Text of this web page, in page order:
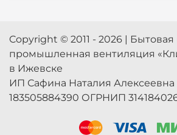
Copyright © 2011 - 2026 | Бытовая
промышленная вентиляция
в Ижевске
ИП Сафина Наталия
183505884390 ОГРНИП